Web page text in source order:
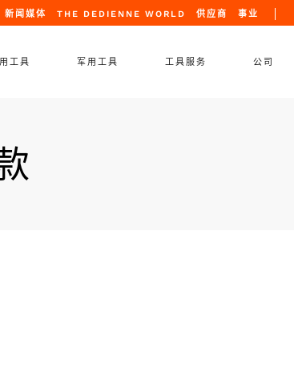
新闻媒体 THE DEDIENNE WORLD 供应商 事业
工具
机工具
机托架
军用工具 工具服务 公司